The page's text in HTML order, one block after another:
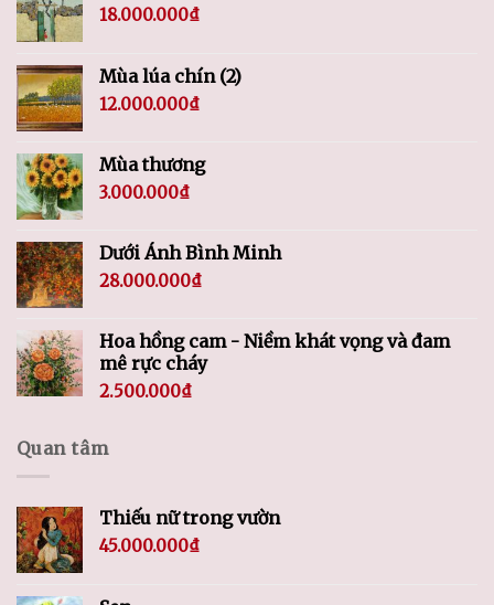
18.000.000₫
Mùa lúa chín (2)
12.000.000₫
Mùa thương
3.000.000₫
Dưới Ánh Bình Minh
28.000.000₫
Hoa hồng cam - Niềm khát vọng và đam
mê rực cháy
2.500.000₫
Quan tâm
Thiếu nữ trong vườn
45.000.000₫